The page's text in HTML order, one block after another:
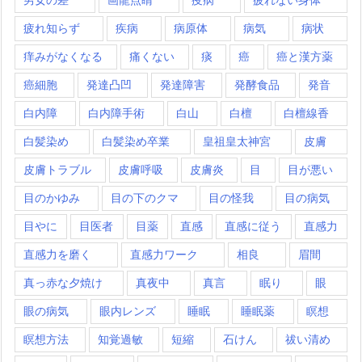
疲れ知らず 疾病 病原体 病気 病状
痒みがなくなる 痛くない 痰 癌 癌と漢方薬
癌細胞 発達凸凹 発達障害 発酵食品 発音
白内障 白内障手術 白山 白檀 白檀線香
白髪染め 白髪染め卒業 皇祖皇太神宮 皮膚
皮膚トラブル 皮膚呼吸 皮膚炎 目 目が悪い
目のかゆみ 目の下のクマ 目の怪我 目の病気
目やに 目医者 目薬 直感 直感に従う 直感力
直感力を磨く 直感力ワーク 相良 眉間
真っ赤な夕焼け 真夜中 真言 眠り 眼
眼の病気 眼内レンズ 睡眠 睡眠薬 瞑想
瞑想方法 知覚過敏 短縮 石けん 祓い清め